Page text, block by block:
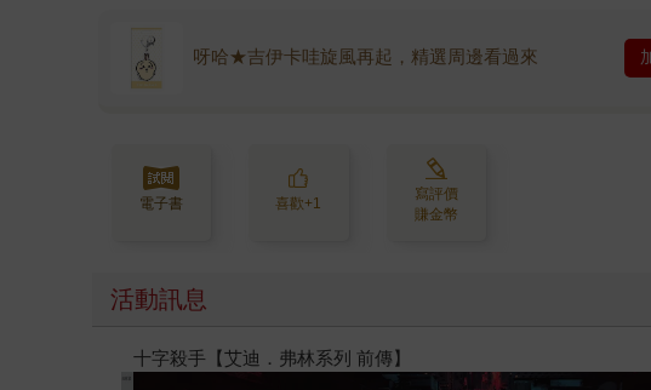
呀哈★吉伊卡哇旋風再起，精選周邊看過來
電子書 喜歡+1
寫評價
賺金幣
活動訊息
春光ｘ奇幻基地｜全書系展